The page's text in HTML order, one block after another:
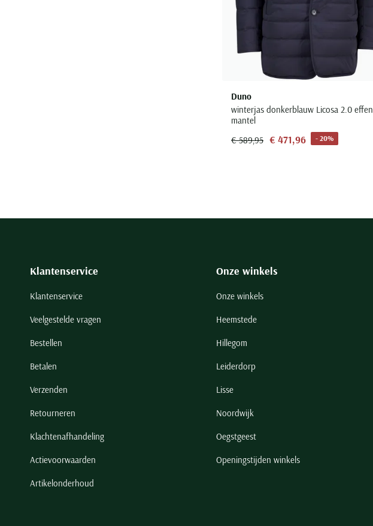
Duno
winterjas donkerblauw Licosa 2.0 effen
mantel
€ 589,95 € 471,96 - 20%
Klantenservice
Klantenservice
Veelgestelde vragen
Bestellen
Betalen
Verzenden
Retourneren
Klachtenafhandeling
Actievoorwaarden
Artikelonderhoud
Onze winkels
Onze winkels
Heemstede
Hillegom
Leiderdorp
Lisse
Noordwijk
Oegstgeest
Openingstijden winkels